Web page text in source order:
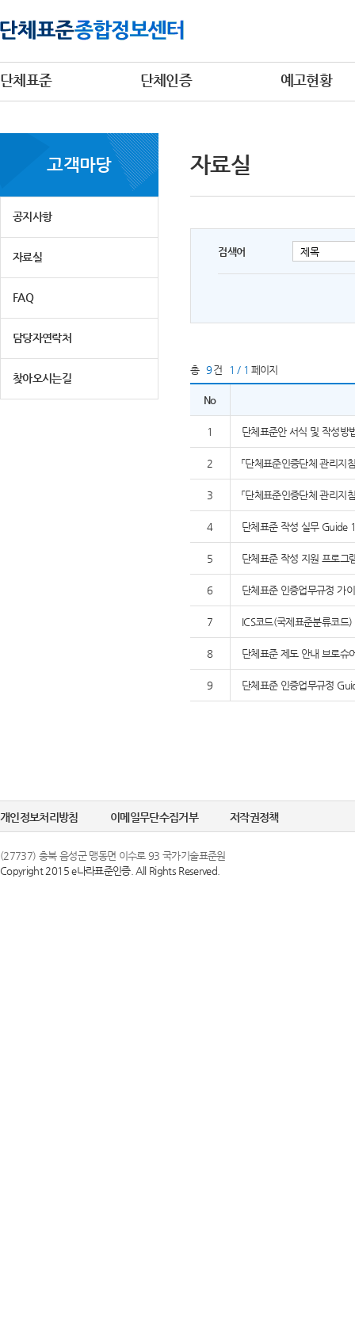
단체표준 단체인증 예고현황
고객마당
공지사항
자료실
FAQ
담당자연락처
찾아오시는길
자료실
검색어
총 9 건 1 / 1 페이지
No
1 단체표준안 서식 및 작성방
2 「단체표준인증단체 관리지
3 「단체표준인증단체 관리지
4 단체표준 작성 실무 Guide
5 단체표준 작성 지원 프로
6 단체표준 인증업무규정 가
7 ICS코드(국제표준분류코드
8 단체표준 제도 안내 브로슈
9 단체표준 인증업무규정
개인정보처리방침 이메일무단수집거부 저작권정책
(27737) 충북 음성군 맹동면 이수로 93 국가기술표준원
Copyright 2015 e나라표준인증. All Rights Reserved.